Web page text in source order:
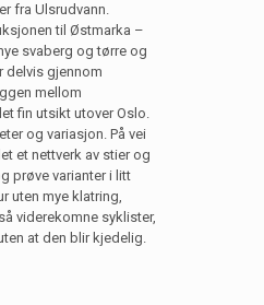
fra Ulsrudvann.
til Østmarka –
svaberg og tørre og
delvis gjennom
mellom
fin utsikt utover Oslo.
og variasjon. På vei
et nettverk av stier og
prøve varianter i litt
uten mye klatring,
viderekomne syklister,
at den blir kjedelig.